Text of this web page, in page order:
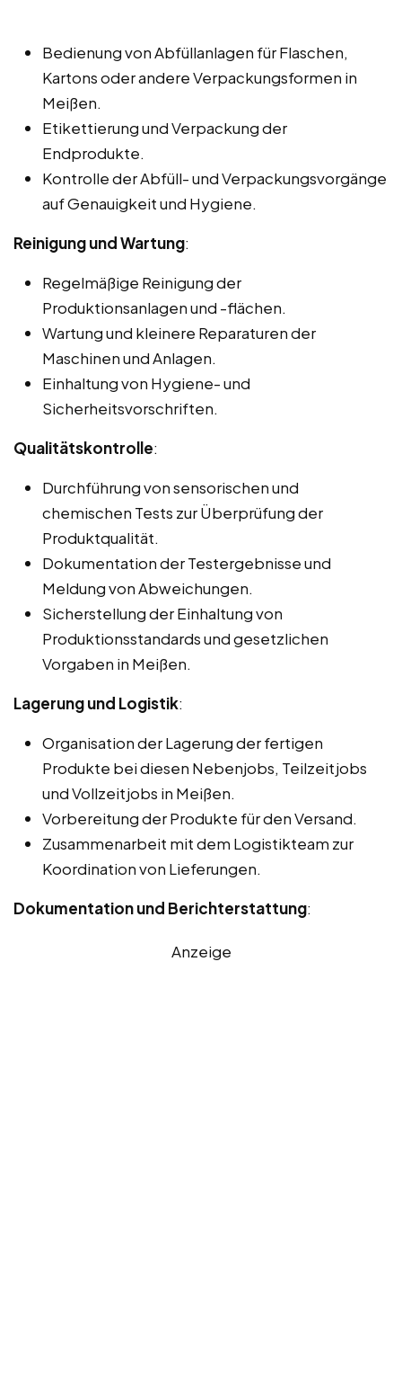
Bedienung von Abfüllanlagen für Flaschen,
Kartons oder andere Verpackungsformen in
Meißen.
Etikettierung und Verpackung der
Endprodukte.
Kontrolle der Abfüll- und Verpackungsvorgänge
auf Genauigkeit und Hygiene.
Reinigung und Wartung:
Regelmäßige Reinigung der
Produktionsanlagen und -flächen.
Wartung und kleinere Reparaturen der
Maschinen und Anlagen.
Einhaltung von Hygiene- und
Sicherheitsvorschriften.
Qualitätskontrolle:
Durchführung von sensorischen und
chemischen Tests zur Überprüfung der
Produktqualität.
Dokumentation der Testergebnisse und
Meldung von Abweichungen.
Sicherstellung der Einhaltung von
Produktionsstandards und gesetzlichen
Vorgaben in Meißen.
Lagerung und Logistik:
Organisation der Lagerung der fertigen
Produkte bei diesen Nebenjobs, Teilzeitjobs
und Vollzeitjobs in Meißen.
Vorbereitung der Produkte für den Versand.
Zusammenarbeit mit dem Logistikteam zur
Koordination von Lieferungen.
Dokumentation und Berichterstattung:
Anzeige